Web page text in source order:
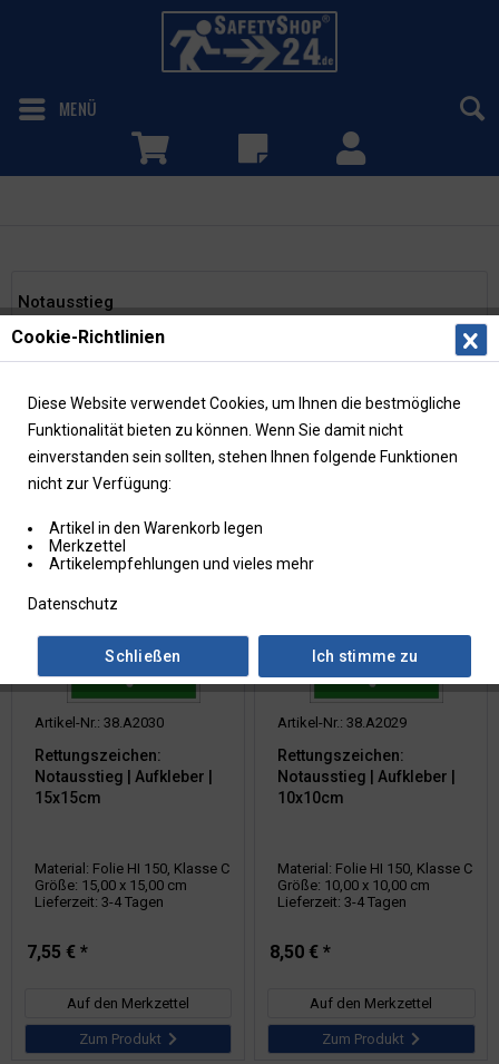
MENÜ
Notausstieg
Das Rettungszeichen "Notausstieg" (D-E019) gemäß ASR
Notausstiegs durch ein Fenster. Die langnachleuchtenden
Schilder sind in verschiedenen Größen...mehr erfahren »
Filtern
Artikel-Nr.: 38.A2030
Rettungszeichen:
Notausstieg | Aufkleber |
15x15cm
Material: Folie HI 150, Klasse C
Größe: 15,00 x 15,00 cm
Lieferzeit: 3-4 Tagen
7,55 € *
Auf den Merkzettel
Zum Produkt
Artikel-Nr.: 38.A2029
Rettungszeichen:
Notausstieg | Aufkleber |
10x10cm
Material: Folie HI 150, Klasse C
Größe: 10,00 x 10,00 cm
Lieferzeit: 3-4 Tagen
8,50 € *
Auf den Merkzettel
Zum Produkt
Cookie-Richtlinien
Diese Website verwendet Cookies, um Ihnen die bestmögliche
Funktionalität bieten zu können. Wenn Sie damit nicht
einverstanden sein sollten, stehen Ihnen folgende Funktionen
nicht zur Verfügung:
Artikel in den Warenkorb legen
Merkzettel
Artikelempfehlungen und vieles mehr
Datenschutz
Ich stimme zu
Schließen